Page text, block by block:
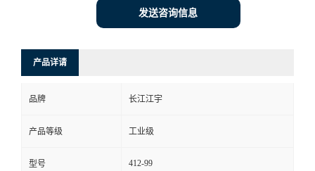
发送咨询信息
产品详请
品牌 长江江宇
产品等级 工业级
型号 412-99